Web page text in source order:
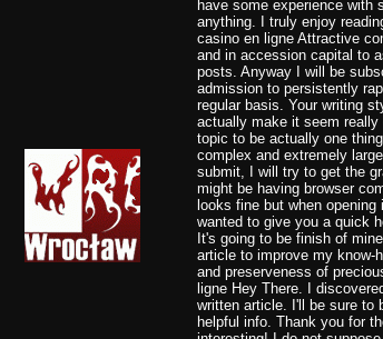
have some experience with
anything. I truly enjoy
casino en ligne Attractive
and in accession capital to
posts. Anyway I will be
admission to persistently
regular basis. Your writing
actually make it seem
topic to be actually one
complex and extremely
submit, I will try to get the
might be having browser
looks fine but when
wanted to give you a quick
It's going to be finish of
article to improve my know-
and preserveness of
ligne Hey There. I
written article. I'll be sure to
helpful info. Thank you for